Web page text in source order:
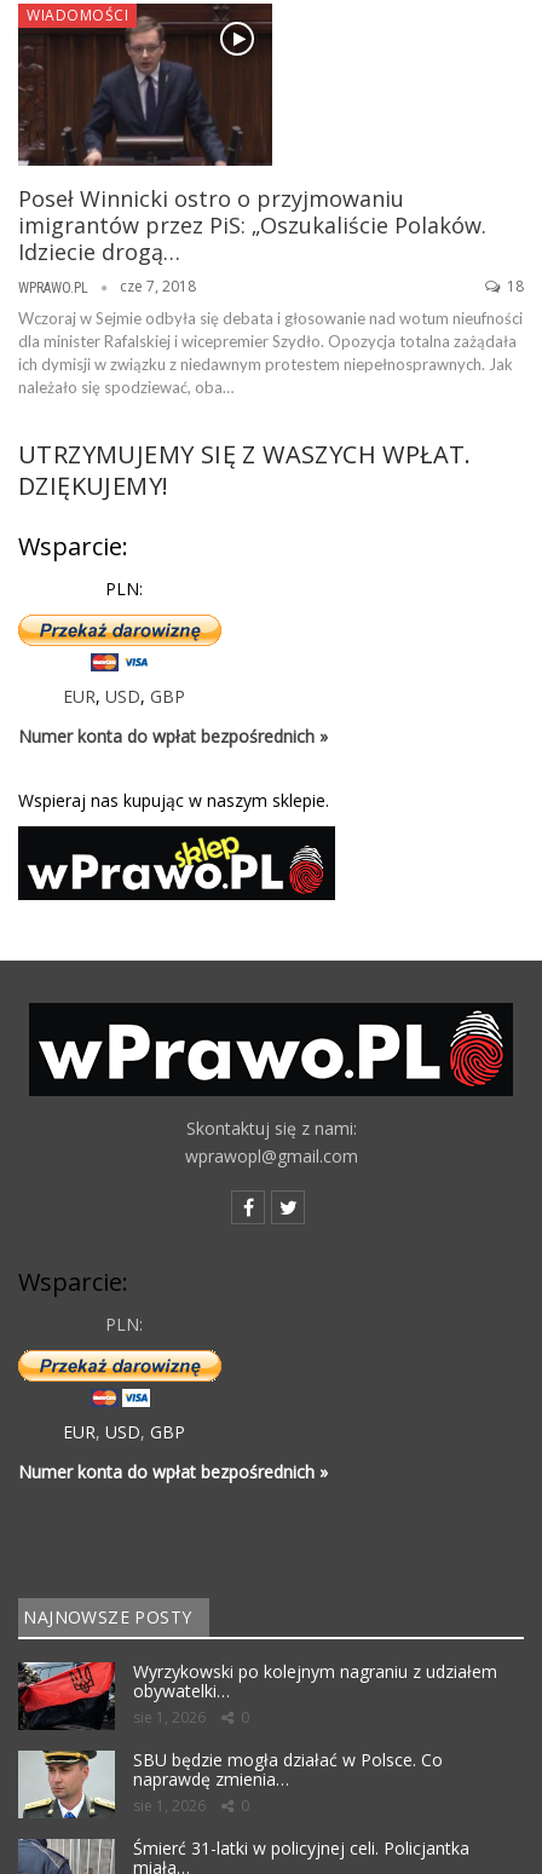
WIADOMOŚCI
Poseł Winnicki ostro o przyjmowaniu
imigrantów przez PiS: „Oszukaliście Polaków.
Idziecie drogą…
WPRAWO.PL cze 7, 2018 18
Wczoraj w Sejmie odbyła się debata i głosowanie nad wotum nieufności
dla minister Rafalskiej i wicepremier Szydło. Opozycja totalna zażądała
ich dymisji w związku z niedawnym protestem niepełnosprawnych. Jak
należało się spodziewać, oba…
UTRZYMUJEMY SIĘ Z WASZYCH WPŁAT.
DZIĘKUJEMY!
Wsparcie:
PLN:
EUR, USD, GBP
Numer konta do wpłat bezpośrednich »
Wspieraj nas kupując w naszym sklepie.
Skontaktuj się z nami:
wprawopl@gmail.com
Wsparcie:
PLN:
EUR, USD, GBP
Numer konta do wpłat bezpośrednich »
NAJNOWSZE POSTY
Wyrzykowski po kolejnym nagraniu z udziałem
obywatelki…
sie 1, 2026 0
SBU będzie mogła działać w Polsce. Co
naprawdę zmienia…
sie 1, 2026 0
Śmierć 31-latki w policyjnej celi. Policjantka
miała…